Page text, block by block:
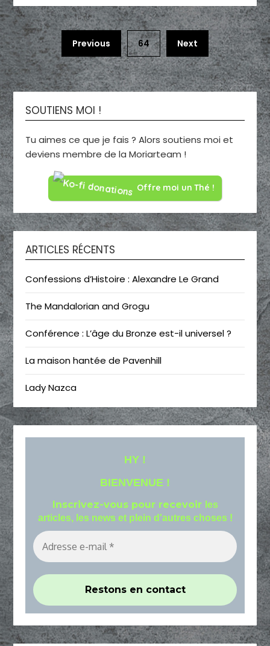
Previous 64 Next
SOUTIENS MOI !
Tu aimes ce que je fais ? Alors soutiens moi et
deviens membre de la Moriarteam !
Offre moi un Thé !
ARTICLES RÉCENTS
Confessions d’Histoire : Alexandre Le Grand
The Mandalorian and Grogu
Conférence : L’âge du Bronze est-il universel ?
La maison hantée de Pavenhill
Lady Nazca
HY !
BIENVENUE !
Inscrivez-vous pour recevoir les
articles, les news et plein d'autres choses !